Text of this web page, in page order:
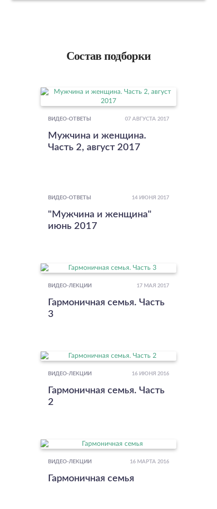
Состав подборки
ВИДЕО-ОТВЕТЫ 07 АВГУСТА 2017
Мужчина и женщина.
Часть 2, август 2017
ВИДЕО-ОТВЕТЫ 14 ИЮНЯ 2017
"Мужчина и женщина"
июнь 2017
ВИДЕО-ЛЕКЦИИ 17 МАЯ 2017
Гармоничная семья. Часть
3
ВИДЕО-ЛЕКЦИИ 16 ИЮНЯ 2016
Гармоничная семья. Часть
2
ВИДЕО-ЛЕКЦИИ 16 МАРТА 2016
Гармоничная семья